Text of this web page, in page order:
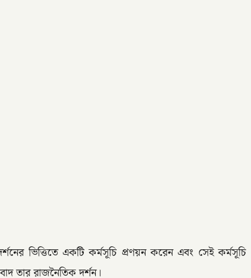
ভিত্তিতে একটি কর্মসূচি প্রণয়ন করেন এবং সেই কর্মসূচি
তার রাজনৈতিক দর্শন।